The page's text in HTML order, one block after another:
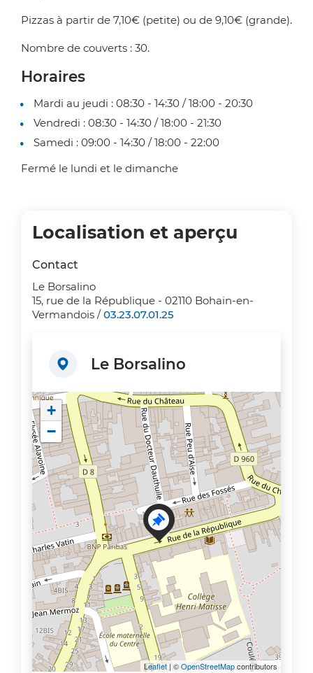
Pizzas à partir de 7,10€ (petite) ou de 9,10€ (grande).
Nombre de couverts : 30.
Horaires
Mardi au jeudi : 08:30 - 14:30 / 18:00 - 20:30
Vendredi : 08:30 - 14:30 / 18:00 - 21:30
Samedi : 09:00 - 14:30 / 18:00 - 22:00
Fermé le lundi et le dimanche
Localisation et aperçu
Contact
Le Borsalino
15, rue de la République - 02110 Bohain-en-
Vermandois /03.23.07.01.25
Le Borsalino
+
−
Leaflet | ©OpenStreetMapcontributors